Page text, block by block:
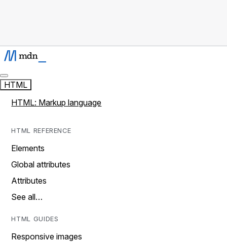
HTML
HTML: Markup language
HTML REFERENCE
Elements
Global attributes
Attributes
See all…
HTML GUIDES
Responsive images